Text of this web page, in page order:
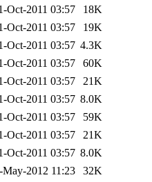
Oct-2011 03:57
18K
Oct-2011 03:57
19K
Oct-2011 03:57 4.3K
Oct-2011 03:57
60K
Oct-2011 03:57
21K
Oct-2011 03:57 8.0K
Oct-2011 03:57
59K
Oct-2011 03:57
21K
Oct-2011 03:57 8.0K
May-2012 11:23
32K